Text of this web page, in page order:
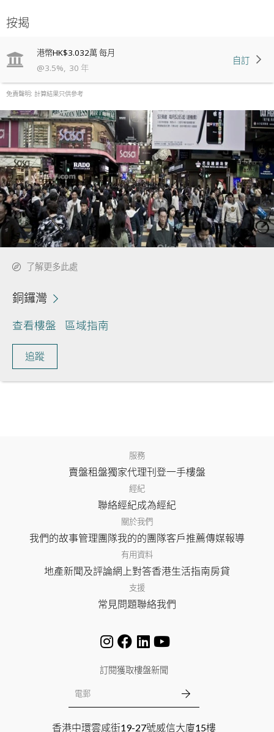
按揭
港幣HK$3.032萬每月
@3.5%, 30 年
自訂
免責聲明: 計算結果只供參考
了解更多此處
銅鑼灣
查看樓盤 區域指南
追蹤
服務
賣盤租盤獨家代理刊登一手樓盤
經紀
聯絡經紀成為經紀
關於我們
我們的故事管理團隊我的的團隊客戶推薦傳媒報導
有用資料
地產新聞及評論網上對答香港生活指南房貸
支援
常見問題聯絡我們
訂閱獲取樓盤新聞
香港中環雲咸街19-27號威信大廈15樓